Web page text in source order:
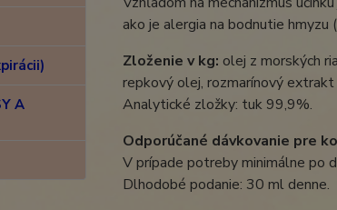
A
ako je alergia na bodnutie
Zloženie v kg: olej z morských
repkový olej, rozmarínový extrakt
Analytické zložky: tuk 99,9%.
Odporúčané dávkovanie pre
V prípade potreby minimálne po
Dlhodobé podanie: 30 ml denne.